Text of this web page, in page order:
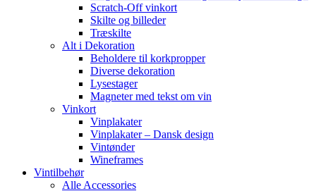
Scratch-Off vinkort
Skilte og billeder
Træskilte
Alt i Dekoration
Beholdere til korkpropper
Diverse dekoration
Lysestager
Magneter med tekst om vin
Vinkort
Vinplakater
Vinplakater – Dansk design
Vintønder
Wineframes
Vintilbehør
Alle Accessories